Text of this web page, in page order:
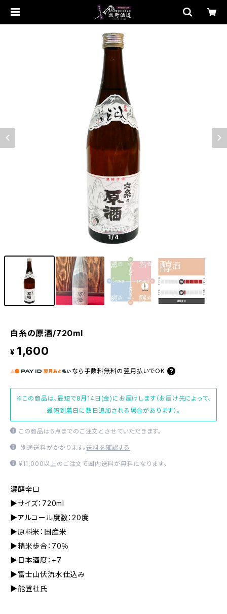
1/4
白糸の原酒/720ml
¥ 1,600
なら 手数料無料の 翌月払いでOK
※この商品は、最短で8月14日(金)にお届けします（お届け先によって、
最短到着日に数日追加される場合があります）。
この商品は6点までのご注文とさせていただきます。
別途送料がかかります。送料を確認する
¥11,000以上のご注文で国内送料が無料になります。
濃醇辛口
▶サイズ：720ml
▶アルコール度数：20度
▶原料米：国産米
▶精米歩合：70％
▶日本酒度：+7
▶富士山伏流水仕込み
▶能登杜氏